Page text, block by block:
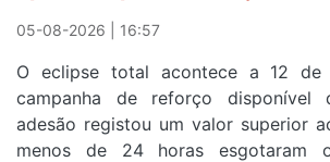
Sintra
primeira
etapa
da
87ª
05-08-2026 | 16:57
O eclipse total acontece a 12 de
campanha de reforço disponível
adesão registou um valor superior
menos de 24 horas esgotaram